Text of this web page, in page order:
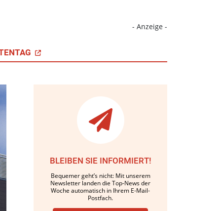
- Anzeige -
BLEIBEN SIE INFORMIERT!
Bequemer geht’s nicht: Mit unserem
Newsletter landen die Top-News der
Woche automatisch in Ihrem E-Mail-
Postfach.